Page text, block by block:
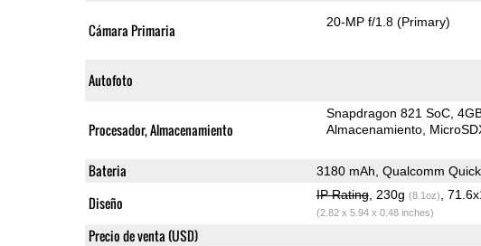
Cámara Primaria 20-MP f/1.8(Primary)
Autofoto
Procesador, Almacenamiento
Snapdragon 821 SoC
Almacenamiento
Bateria 3180 mAh, Qualcomm
Diseño IP Rating, 230g (8.1oz) ,
(2.82 x 5.94 x 0.48 inches)
Precio de venta (USD)